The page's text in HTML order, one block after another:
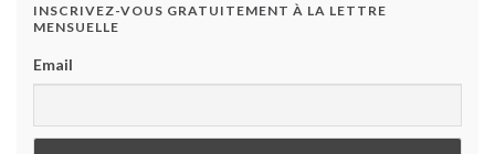
INSCRIVEZ-VOUS GRATUITEMENT À LA LETTRE
MENSUELLE
Email